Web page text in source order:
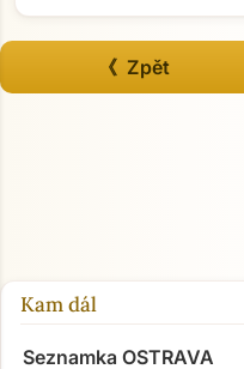
《 Zpět
Kam dál
Seznamka OSTRAVA